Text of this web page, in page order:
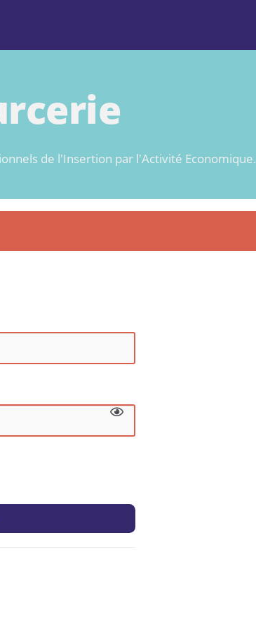
de l'Insertion par l'Activité Economique.